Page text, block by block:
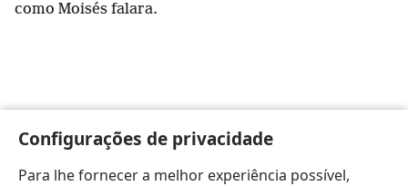
Configurações de privacidade
Para lhe fornecer a melhor experiência possível,
como Moisés falara.